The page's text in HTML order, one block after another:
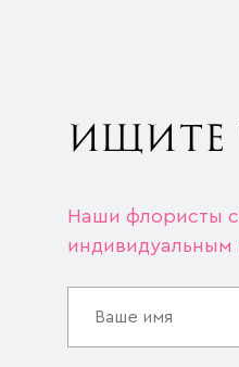
ИЩИТЕ
Наши флористы
индивидуальным